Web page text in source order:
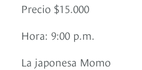
Precio $15.000
Hora: 9:00 p.m.
La japonesa Momo